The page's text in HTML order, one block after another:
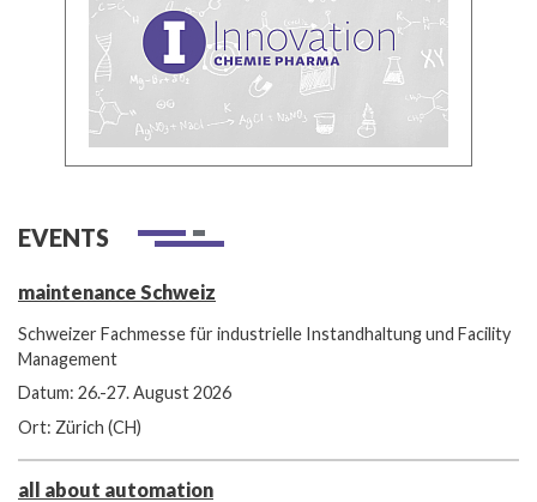
EVENTS
maintenance Schweiz
Schweizer Fachmesse für industrielle Instandhaltung und Facility
Management
Datum: 26.-27. August 2026
Ort: Zürich (CH)
all about automation